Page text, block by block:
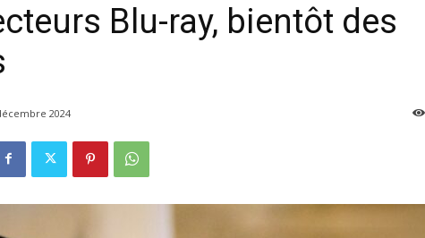
Blu-ray, bientôt des
2024